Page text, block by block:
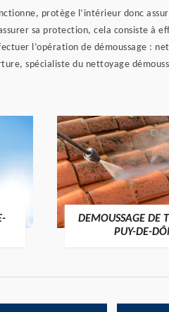
protège l’intérieur donc
sa protection, cela consiste à
l’opération de démoussage :
spécialiste du nettoyage
DEMOUSSAGE DE
PUY-DE-